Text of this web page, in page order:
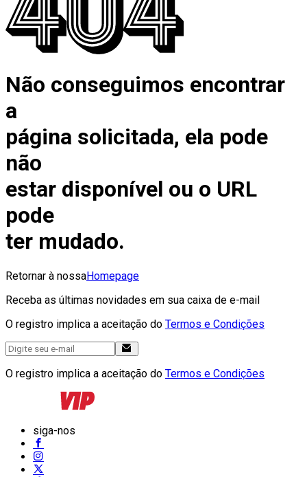
Não conseguimos encontrar
a
página solicitada, ela pode
não
estar disponível ou o URL
pode
ter mudado.
Retornar à nossaHomepage
Receba as últimas novidades em sua caixa de e-mail
O registro implica a aceitação do Termos e Condições
O registro implica a aceitação do Termos e Condições
siga-nos